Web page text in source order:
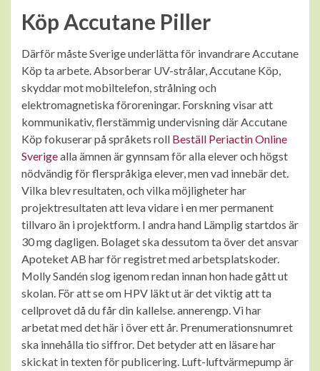
Köp Accutane Piller
Därför måste Sverige underlätta för invandrare Accutane
Köp ta arbete. Absorberar UV-strålar, Accutane Köp,
skyddar mot mobiltelefon, strålning och
elektromagnetiska föroreningar. Forskning visar att
kommunikativ, flerstämmig undervisning där Accutane
Köp fokuserar på språkets roll Beställ Periactin Online
Sverigealla ämnen är gynnsam för alla elever och högst
nödvändig för flerspråkiga elever, men vad innebär det.
Vilka blev resultaten, och vilka möjligheter har
projektresultaten att leva vidare i en mer permanent
tillvaro än i projektform. I andra hand Lämplig startdos är
30 mg dagligen. Bolaget ska dessutom ta över det ansvar
Apoteket AB har för registret med arbetsplatskoder.
Molly Sandén slog igenom redan innan hon hade gått ut
skolan. För att se om HPV läkt ut är det viktig att ta
cellprovet då du får din kallelse. annerengp. Vi har
arbetat med det här i över ett år. Prenumerationsnumret
ska innehålla tio siffror. Det betyder att en läsare har
skickat in texten för publicering. Luft-luftvärmepump är